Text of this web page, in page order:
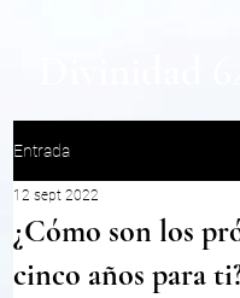
Entrada
¿Cómo son los
cinco años para
12 sept 2022